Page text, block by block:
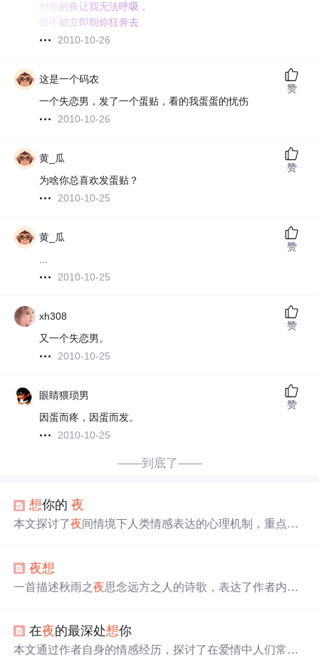
想你的夜让我无法呼吸 ，
恨不能立即朝你狂奔去
2010-10-26
这是一个码农
一个失恋男，发了一个蛋贴，看的我蛋蛋的忧伤
2010-10-26
赞
黄_瓜
为啥你总喜欢发蛋贴？
2010-10-25
赞
黄_瓜
...
2010-10-25
赞
xh308
又一个失恋男。
2010-10-25
赞
眼睛猥琐男
因蛋而疼，因蛋而发。
2010-10-25
赞
——到底了——
想你的夜
本文探讨了夜间情境下人类情感表达的心理机制，重点分
可建模的心理学要素。
夜想
一首描述秋雨之夜思念远方之人的诗歌，表达了作者内心
在夜的最深处想你
本文通过作者自身的情感经历，探讨了在爱情中人们常常